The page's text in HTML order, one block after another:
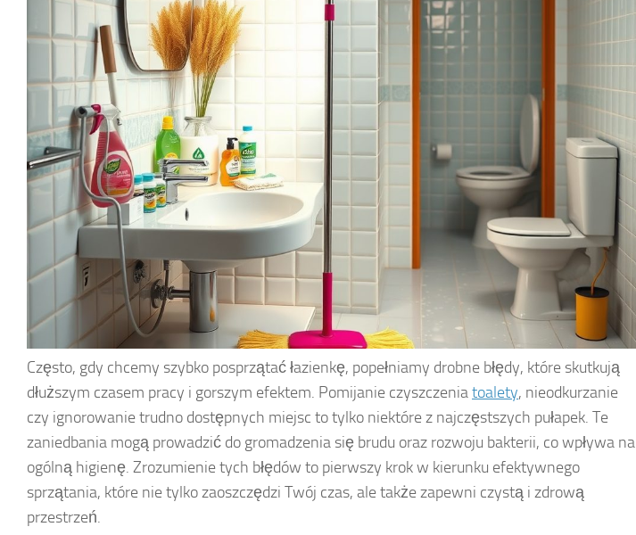
Często, gdy chcemy szybko posprzątać łazienkę, popełniamy drobne błędy, które skutkują
dłuższym czasem pracy i gorszym efektem. Pomijanie czyszczeniatoalety, nieodkurzanie
czy ignorowanie trudno dostępnych miejsc to tylko niektóre z najczęstszych pułapek. Te
zaniedbania mogą prowadzić do gromadzenia się brudu oraz rozwoju bakterii, co wpływa na
ogólną higienę. Zrozumienie tych błędów to pierwszy krok w kierunku efektywnego
sprzątania, które nie tylko zaoszczędzi Twój czas, ale także zapewni czystą i zdrową
przestrzeń.